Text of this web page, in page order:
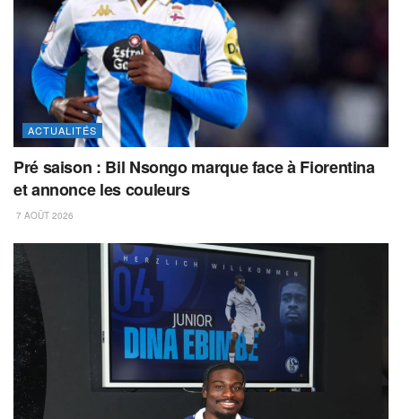
ACTUALITÉS
Pré saison : Bil Nsongo marque face à Fiorentina
et annonce les couleurs
7 AOÛT 2026